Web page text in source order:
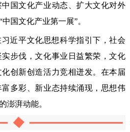
国文化产业动态、扩大文化对外
国文化产业第一展”。
平文化思想科学指引下，社会
步伐，文化事业日益繁荣，文化
创新创造活力竞相迸发。在本届
多彩、新业态持续涌现，思想伟
澎湃动能。